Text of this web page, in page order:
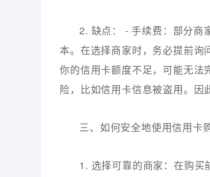
2. 缺点： - 手续费：部分商
本。在选择商家时，务必提前询
你的信用卡额度不足，可能无法
险，比如信用卡信息被盗用。因
三、如何安全地使用信用卡
1. 选择可靠的商家：在购买